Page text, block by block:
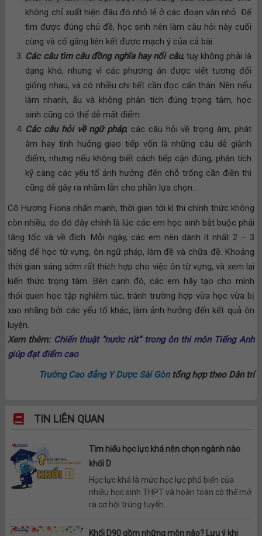
không chỉ xuất hiện đâu đó nhỏ lẻ ở các đoạn văn nhỏ. Để
tìm được đúng chủ đề, học sinh nên làm câu hỏi này cuối
cùng và cố gắng liên kết được mạch ý của cả bài.
Các câu tìm câu đồng nghĩa hay nối câu, tuy không phải là
dạng khó, nhưng vì các phương án được viết tương đối
giống nhau, và có nhiều chi tiết cần đọc cẩn thận. Nên nếu
làm nhanh, ẩu và không phân tích đúng trọng tâm, học
sinh cũng có thể dễ mất điểm.
Các câu hỏi về ngữ pháp; các câu hỏi về trọng âm, phát
âm hay tình huống giao tiếp vốn là những câu dễ giành
điểm, nhưng nếu không biết cách tiếp cận đúng, phân tích
kỹ càng các yếu tố ảnh hưởng đến chỗ trống cần điền thì
cũng dễ gây ra nhầm lẫn cho phần lựa chọn…
Cô Hương Fiona nhấn mạnh, thời gian tới kì thi chính thức không
còn nhiều, do đó đây chính là lúc các em học sinh bắt buộc phải
tăng tốc và về đích. Mỗi ngày, các em nên dành ít nhất 2 – 3
tiếng để học từ vựng, ôn ngữ pháp, làm đề và chữa đề. Khoảng
thời gian sáng sớm rất thích hợp cho việc ôn từ vựng, và xem lại
kiến thức trọng tâm. Bên cạnh đó, các em hãy tạo cho mình
thói quen học tập nghiêm túc, tránh trường hợp vừa học vừa bị
xao nhãng bởi các yếu tố khác, làm ảnh hưởng đến kết quả ôn
luyện.
Xem thêm: Chiến thuật “nước rút” trong ôn thi môn Tiếng Anh
giúp đạt điểm cao
Trường Cao đẳng Y Dược Sài Gòntổng hợp theo Dân trí
TIN LIÊN QUAN
Tìm hiểu học lực khá nên chọn ngành nào
khối D
Học lực khá là mức học lực phổ biến của
nhiều học sinh THPT và hoàn toàn có thể mở
ra cơ hội trúng tuyển...
Khối D90 gồm những môn nào? Lưu ý khi